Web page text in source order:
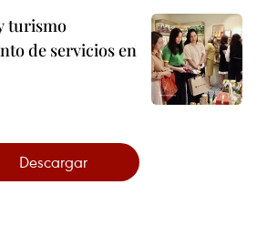
turismo
de servicios en
Descargar